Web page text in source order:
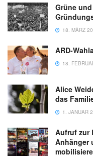
Grüne
18. MÄRZ
ARD-
18.
Alice
das
1. JANUAR
Aufruf zur
Anhänger